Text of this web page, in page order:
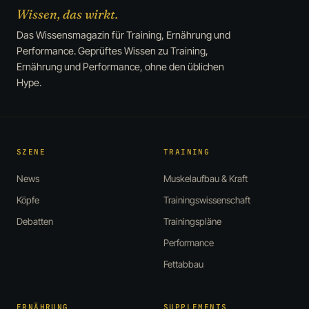
Wissen, das wirkt.
Das Wissensmagazin für Training, Ernährung und
Performance. Geprüftes Wissen zu Training,
Ernährung und Performance, ohne den üblichen
Hype.
SZENE
News
Köpfe
Debatten
TRAINING
Muskelaufbau & Kraft
Trainingswissenschaft
Trainingspläne
Performance
Fettabbau
ERNÄHRUNG SUPPLEMENTS